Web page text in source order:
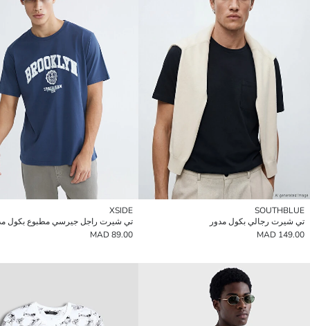
SOUTHBLUE
تي شيرت رجالي بكول مدور
149.00 MAD
XSIDE
تي شيرت راجل جيرسي مطبوع بكول
89.00 MAD